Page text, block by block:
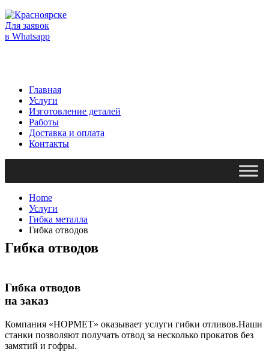
Для заявок
в Whatsapp
Главная
Услуги
Изготовление деталей
Работы
Доставка и оплата
Контакты
Home
Услуги
Гибка металла
Гибка отводов
Гибка отводов
Гибка отводов
на заказ
Компания «НОРМЕТ» оказывает услуги гибки отливов.Наши
станки позволяют получать отвод за несколько прокатов без
замятий и гофры.